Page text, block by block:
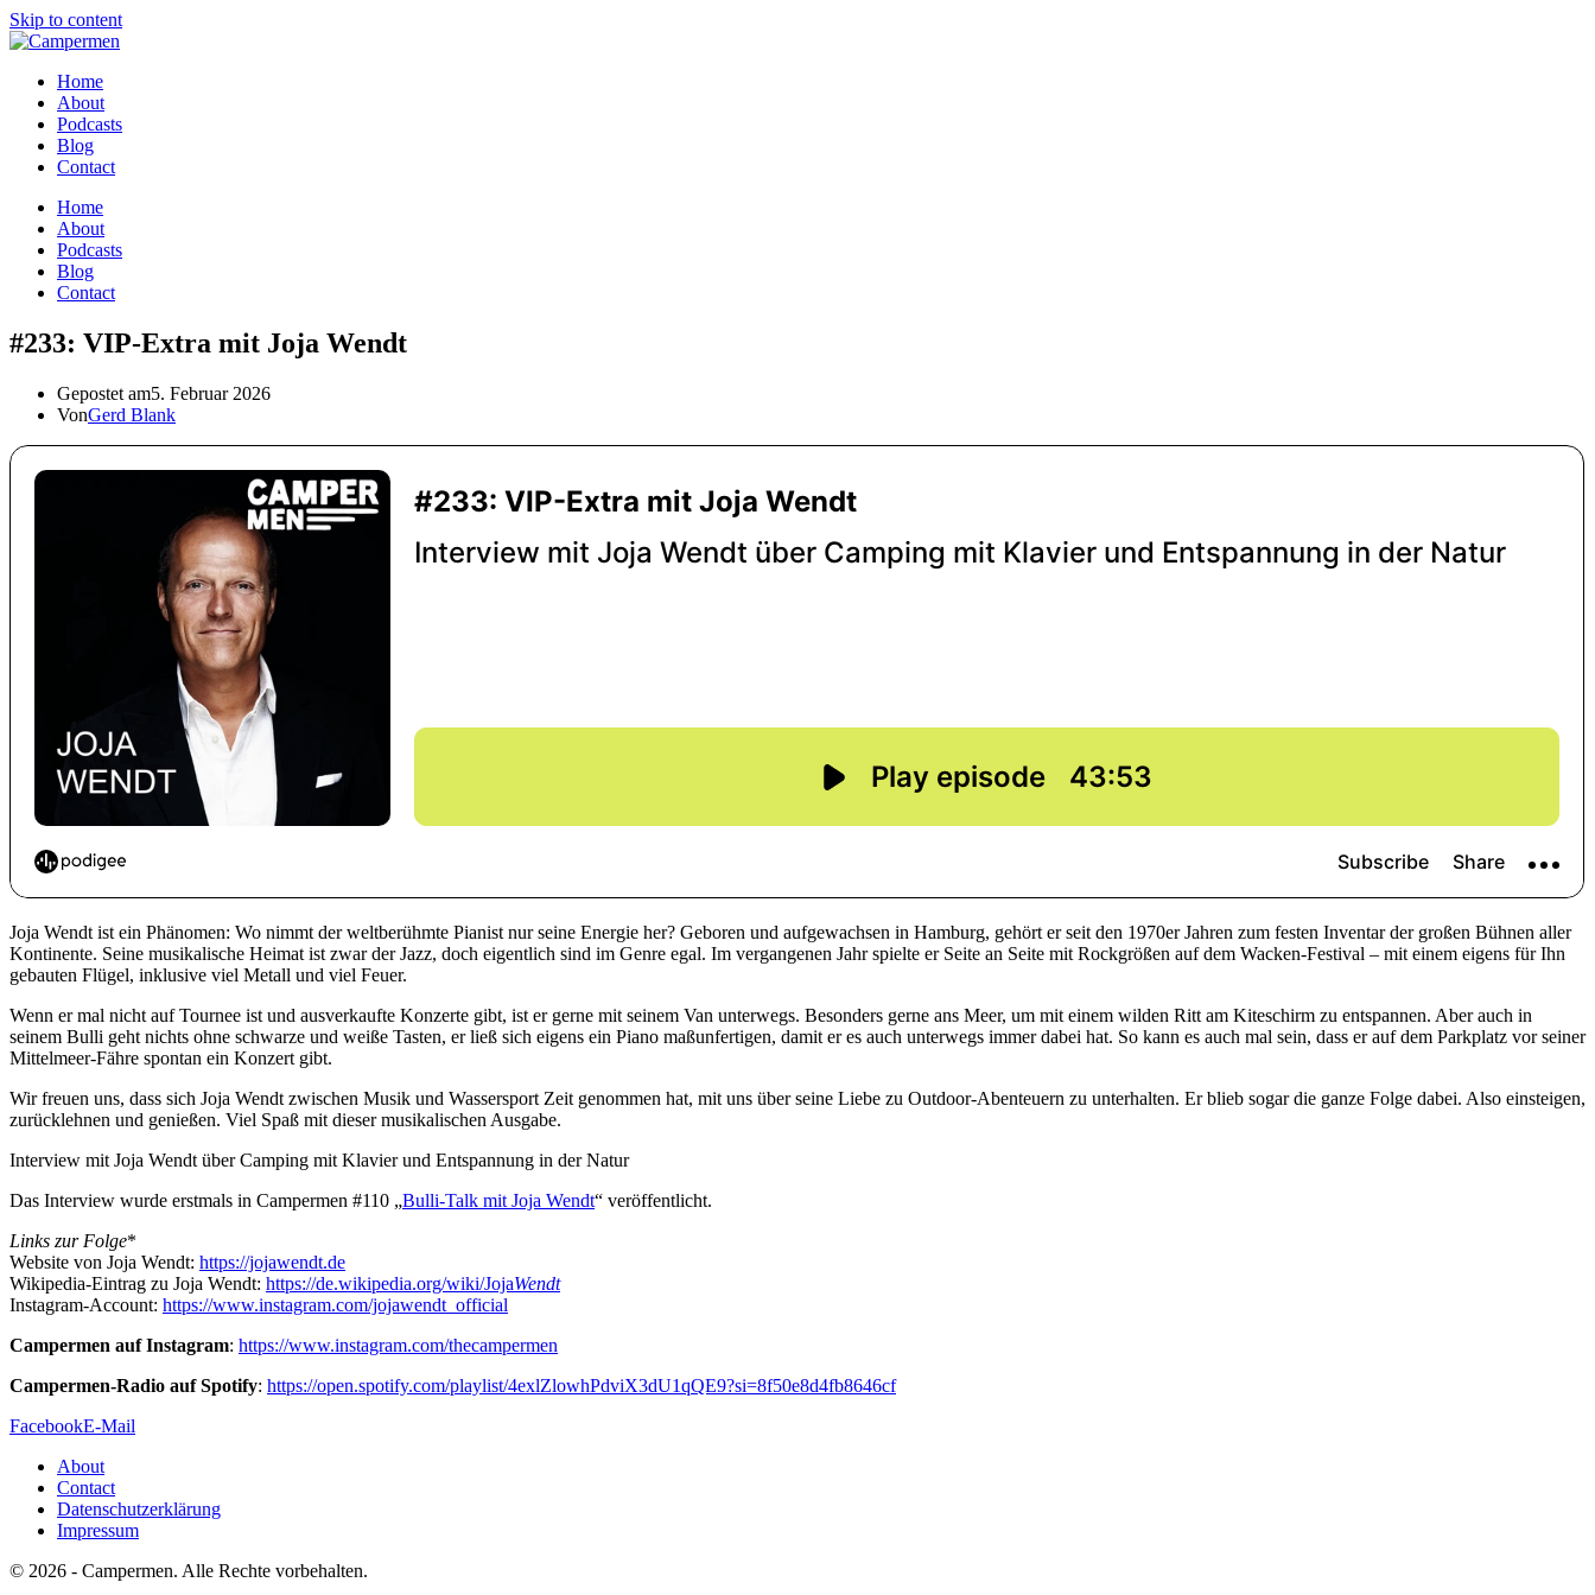
Skip to content
Home
About
Podcasts
Blog
Contact
Home
About
Podcasts
Blog
Contact
#233: VIP-Extra mit Joja Wendt
Gepostet am5. Februar 2026
VonGerd Blank
Joja Wendt ist ein Phänomen: Wo nimmt der weltberühmte Pianist nur seine Energie her? Geboren und aufgewachsen in Hamburg, gehört er seit den 1970er Jahren zum festen Inventar der großen Bühnen aller
Kontinente. Seine musikalische Heimat ist zwar der Jazz, doch eigentlich sind im Genre egal. Im vergangenen Jahr spielte er Seite an Seite mit Rockgrößen auf dem Wacken-Festival – mit einem eigens für Ihn
gebauten Flügel, inklusive viel Metall und viel Feuer.
Wenn er mal nicht auf Tournee ist und ausverkaufte Konzerte gibt, ist er gerne mit seinem Van unterwegs. Besonders gerne ans Meer, um mit einem wilden Ritt am Kiteschirm zu entspannen. Aber auch in
seinem Bulli geht nichts ohne schwarze und weiße Tasten, er ließ sich eigens ein Piano maßunfertigen, damit er es auch unterwegs immer dabei hat. So kann es auch mal sein, dass er auf dem Parkplatz vor seiner
Mittelmeer-Fähre spontan ein Konzert gibt.
Wir freuen uns, dass sich Joja Wendt zwischen Musik und Wassersport Zeit genommen hat, mit uns über seine Liebe zu Outdoor-Abenteuern zu unterhalten. Er blieb sogar die ganze Folge dabei. Also einsteigen,
zurücklehnen und genießen. Viel Spaß mit dieser musikalischen Ausgabe.
Interview mit Joja Wendt über Camping mit Klavier und Entspannung in der Natur
Das Interview wurde erstmals in Campermen #110 „Bulli-Talk mit Joja Wendt“ veröffentlicht.
Links zur Folge*
Website von Joja Wendt: https://jojawendt.de
Wikipedia-Eintrag zu Joja Wendt: https://de.wikipedia.org/wiki/JojaWendt
Instagram-Account: https://www.instagram.com/jojawendt_official
Campermen auf Instagram: https://www.instagram.com/thecampermen
Campermen-Radio auf Spotify: https://open.spotify.com/playlist/4exlZlowhPdviX3dU1qQE9?si=8f50e8d4fb8646cf
FacebookE-Mail
About
Contact
Datenschutzerklärung
Impressum
© 2026 - Campermen. Alle Rechte vorbehalten.